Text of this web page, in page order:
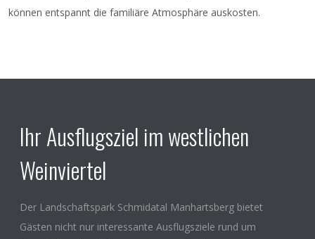
können entspannt die familiäre Atmosphäre auskosten.
Ihr Ausflugsziel im westlichen
Weinviertel
Der Landschaftspark Schmidatal Manhartsberg bietet
Gästen nicht nur interessante Ausflugsziele rund um